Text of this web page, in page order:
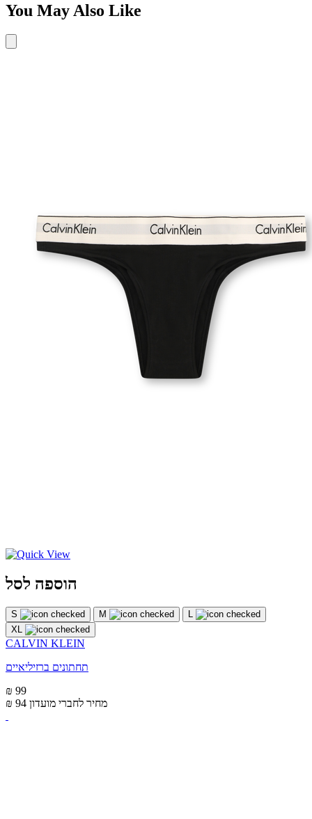
You May Also Like
הוספה לסל
S M
L
XL
CALVIN KLEIN
תחתונים ברזיליאיים
₪ 99
₪ 94 מחיר לחברי מועדון